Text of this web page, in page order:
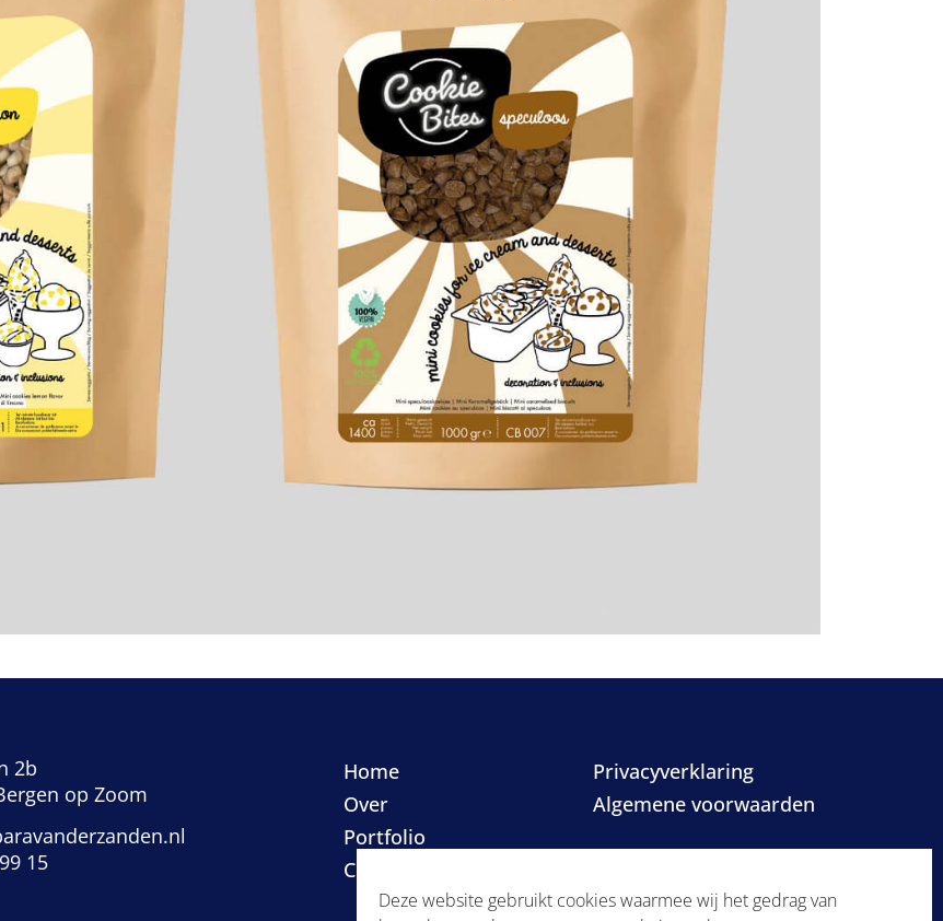
Deze website gebruikt cookies waarmee wij het gedrag van
2b
op Zoom
15
Home
Over
Portfolio
Contact
Privacyverklaring
Algemene voorwaarden